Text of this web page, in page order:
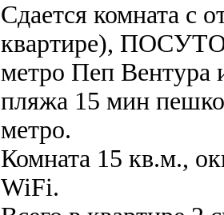
Сдается комната с
квартире),
метро Пеп
пляжа 15 мин
метро.
Комната 15 кв.м.,
WiFi.